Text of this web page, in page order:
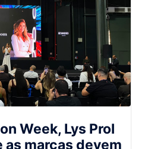
Week, Lys Prol
as marcas devem